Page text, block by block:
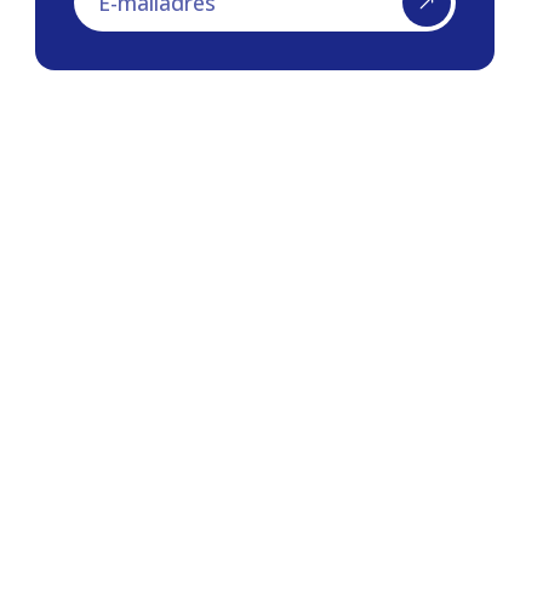
Inschrijven